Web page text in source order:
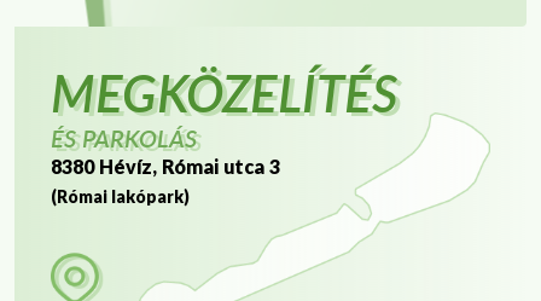
MEGKÖZELÍTÉS
ÉS PARKOLÁS
8380 Hévíz, Római utca 3
(Római lakópark)